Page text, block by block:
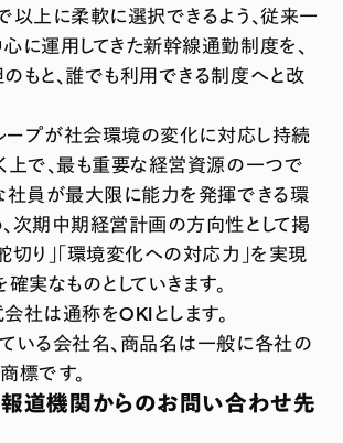
以上に柔軟に選択できるよう、従来一
に運用してきた新幹線通勤制度を、
もと、誰でも利用できる制度へと改
ープが社会環境の変化に対応し持続
上で、最も重要な経営資源の一つで
社員が最大限に能力を発揮できる環
次期中期経営計画の方向性として掲
切り」「環境変化への対応力」を実現
実なものとしていきます。
社は通称をOKIとします。
いる会社名、商品名は一般に各社の
標です。
道機関からのお問い合わせ先